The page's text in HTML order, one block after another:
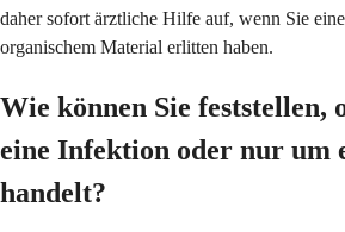
daher sofort ärztliche Hilfe auf, wenn Sie
organischem Material erlitten haben.
Wie können Sie feststellen,
eine Infektion oder nur um
handelt?